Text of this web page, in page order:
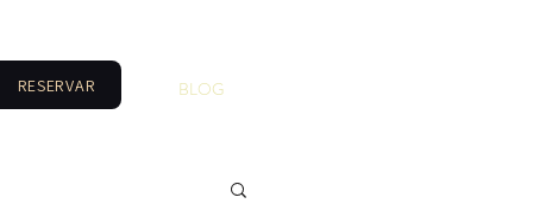
RESERVAR BLOG